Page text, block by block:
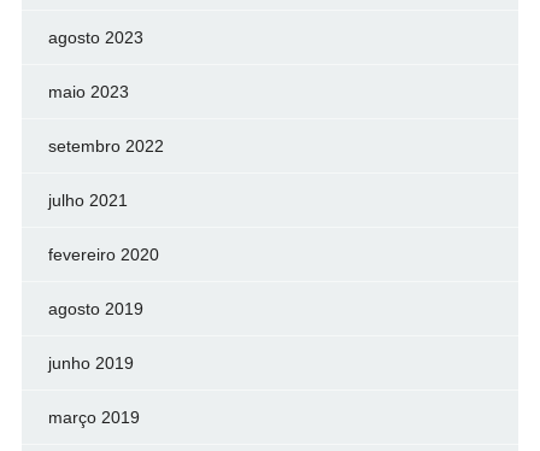
agosto 2023
maio 2023
setembro 2022
julho 2021
fevereiro 2020
agosto 2019
junho 2019
março 2019